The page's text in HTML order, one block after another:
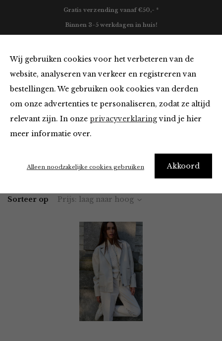
Wij gebruiken cookies voor het verbeteren van de
website, analyseren van verkeer en registreren van
bestellingen. We gebruiken ook cookies van derden
om onze advertenties te personaliseren, zodat ze altijd
relevant zijn. In onze privacyverklaringvind je hier
meer informatie over.
Akkoord
Alleen noodzakelijke cookies gebruiken
Gratis verzending vanaf €50,- *
Binnen 3-5 werkdagen in huis!
Blazers & Jassen
Home Winkel Kleding Blazers & Jassen
Sorteer op Prijs: laag naar hoog